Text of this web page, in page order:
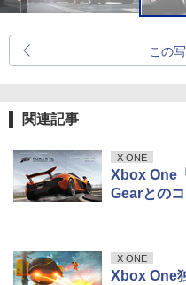
この
関連記事
X ONE
Xbox One
Gearとの
X ONE
Xbox One